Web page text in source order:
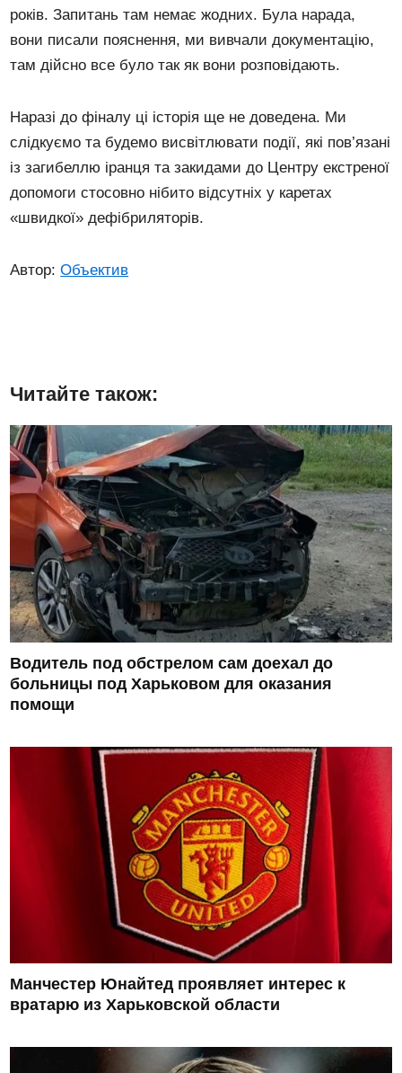
років. Запитань там немає жодних. Була нарада,
вони писали пояснення, ми вивчали документацію,
там дійсно все було так як вони розповідають.
Наразі до фіналу ці історія ще не доведена. Ми
слідкуємо та будемо висвітлювати події, які пов’язані
із загибеллю іранця та закидами до Центру екстреної
допомоги стосовно нібито відсутніх у каретах
«швидкої» дефібриляторів.
Автор:Объектив
Читайте також:
Водитель под обстрелом сам доехал до
больницы под Харьковом для оказания
помощи
Манчестер Юнайтед проявляет интерес к
вратарю из Харьковской области